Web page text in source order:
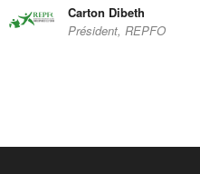
Carton Dibeth
Président, REPFO